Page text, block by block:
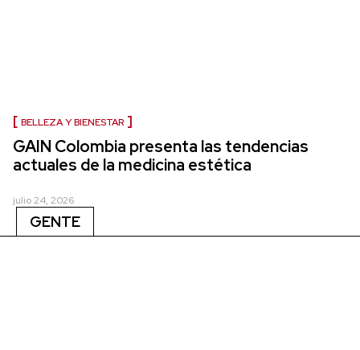
BELLEZA Y BIENESTAR
GAIN Colombia presenta las tendencias
actuales de la medicina estética
julio 24, 2026
GENTE